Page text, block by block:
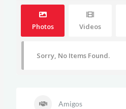
Photos Videos
Sorry, No Items Found.
Amigos